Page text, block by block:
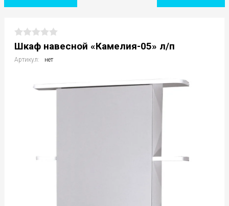
Шкаф навесной «Камелия-05» л/п
Артикул: нет